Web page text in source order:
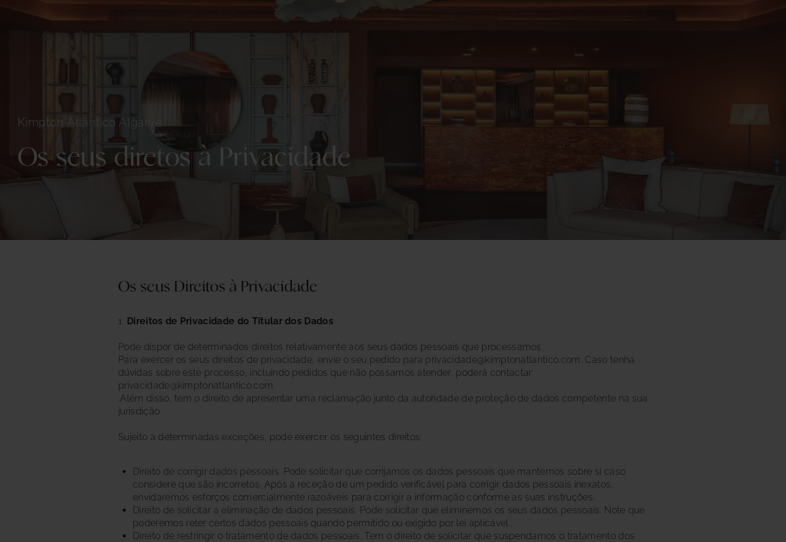
Kimpton Atlântico Algarve
Os seus diretos à Privacidade
Os seus Direitos à Privacidade
1. Direitos de Privacidade do Titular dos Dados
Pode dispor de determinados direitos relativamente aos seus dados pessoais que processamos.
Para exercer os seus direitos de privacidade, envie o seu pedido para privacidade@kimptonatlantico.com. Caso tenha
dúvidas sobre este processo, incluindo pedidos que não possamos atender, poderá contactar
privacidade@kimptonatlantico.com
.Além disso, tem o direito de apresentar uma reclamação junto da autoridade de proteção de dados competente na sua
jurisdição.
Sujeito a determinadas exceções, pode exercer os seguintes direitos:
Direito de corrigir dados pessoais. Pode solicitar que corrijamos os dados pessoais que mantemos sobre si caso
considere que são incorretos. Após a receção de um pedido verificável para corrigir dados pessoais inexatos,
envidaremos esforços comercialmente razoáveis para corrigir a informação conforme as suas instruções.
Direito de solicitar a eliminação de dados pessoais. Pode solicitar que eliminemos os seus dados pessoais. Note que
poderemos reter certos dados pessoais quando permitido ou exigido por lei aplicável..
Direito de restringir o tratamento de dados pessoais. Tem o direito de solicitar que suspendamos o tratamento dos